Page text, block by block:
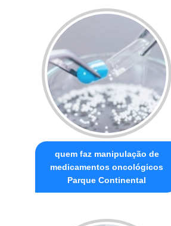
quem faz manipulação de
medicamentos oncológicos
Parque Continental